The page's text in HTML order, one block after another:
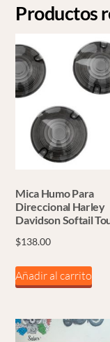
Productos
Mica Humo Para
Direccional Harley
Davidson Softail
$138.00
Añadir al carrito